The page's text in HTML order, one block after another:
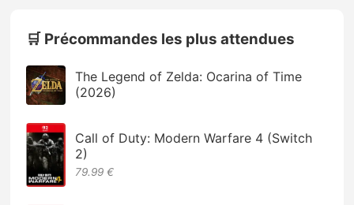
🛒 Précommandes les plus attendues
The Legend of Zelda: Ocarina of Time
(2026)
Call of Duty: Modern Warfare 4 (Switch
2)
79.99 €